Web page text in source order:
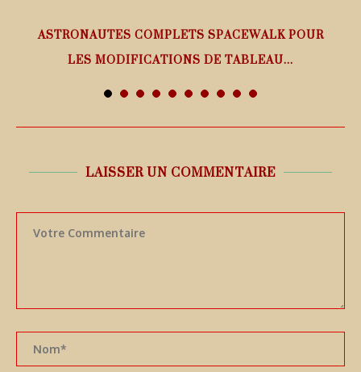
ASTRONAUTES COMPLETS SPACEWALK POUR
LES MODIFICATIONS DE TABLEAU...
LAISSER UN COMMENTAIRE